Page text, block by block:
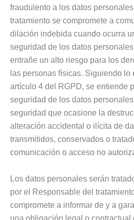
fraudulento a los datos
tratamiento se compromete a
dilación indebida cuando ocurra
seguridad de los datos
entrañe un alto riesgo para los
las personas físicas. Siguiendo lo
artículo 4 del RGPD, se entiende
seguridad de los datos
seguridad que ocasione la
alteración accidental o ilícita de
transmitidos, conservados o
comunicación o acceso no
Los datos personales serán
por el Responsable del
compromete a informar de y a
una obligación legal o contractual